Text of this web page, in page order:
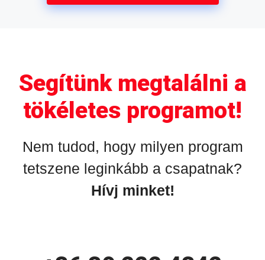
Segítünk megtalálni a
tökéletes programot!
Nem tudod, hogy milyen program
tetszene leginkább a csapatnak?
Hívj minket!